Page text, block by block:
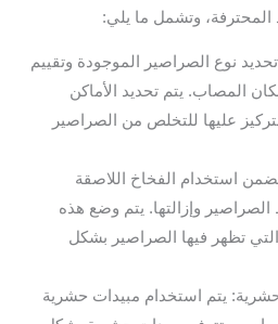
وتشمل ما يلي:
تحديد نوع الصراصير الموجودة وتقييم
المصاب. يتم تحديد الأماكن
عليها للتخلص من الصراصير
استخدام الفخاخ اللاصقة
الصراصير وإزالتها. يتم وضع هذه
تظهر فيها الصراصير بشكل
يتم استخدام مبيدات حشرية